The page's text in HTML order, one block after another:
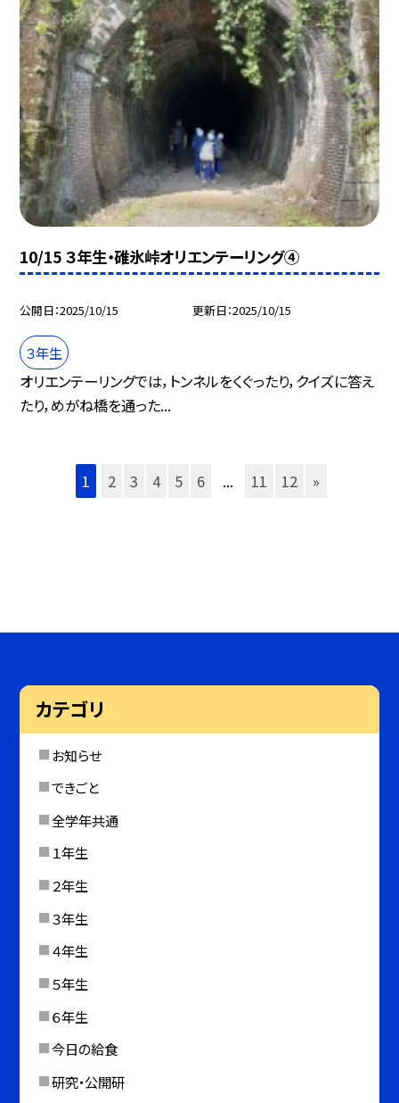
10/15 ３年生・碓氷峠オリエンテーリング④
公開日 2025/10/15 更新日 2025/10/15
３年生
オリエンテーリングでは，トンネルをくぐったり，クイズに答え
たり，めがね橋を通った...
1 2 3 4 5 6 ... 11 12 »
カテゴリ
お知らせ
できごと
全学年共通
１年生
２年生
３年生
４年生
５年生
６年生
今日の給食
研究・公開研